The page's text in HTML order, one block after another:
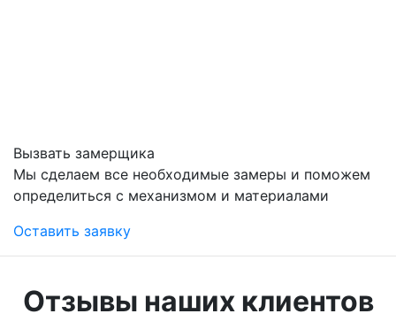
Вызвать замерщика
Мы сделаем все необходимые замеры и поможем
определиться с механизмом и материалами
Оставить заявку
Отзывы наших клиентов